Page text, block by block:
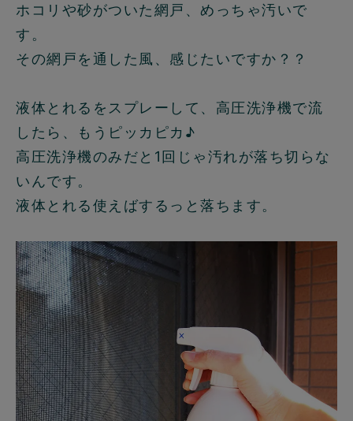
ホコリや砂がついた網戸、めっちゃ汚いで
す。
その網戸を通した風、感じたいですか？？
液体とれるをスプレーして、高圧洗浄機で流
したら、もうピッカピカ♪
高圧洗浄機のみだと1回じゃ汚れが落ち切らな
いんです。
液体とれる使えばするっと落ちます。